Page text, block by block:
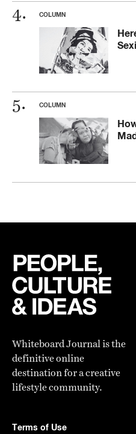
COLUMN
COLUMN
Whiteboard Journal is the
definitive online
destination for a creative
lifestyle community.
Terms of Use